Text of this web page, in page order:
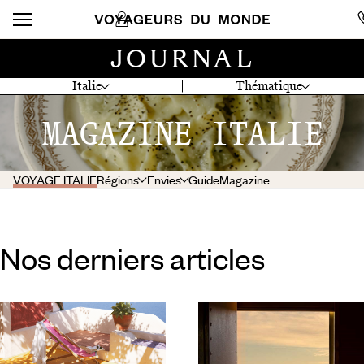
Italie Thématique
JOURNAL
MAGAZINE ITALIE
VOYAGE ITALIERégions Envies GuideMagazine
Nos derniers articles